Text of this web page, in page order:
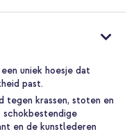
heeft. Onze ontwerptool
je eigen foto of tekst toe,
het ontwerp helemaal
Jouw design wordt van
de nieuwste
uniek hoesje dat
past.
tegen krassen, stoten en
schokbestendige
en de kunstlederen